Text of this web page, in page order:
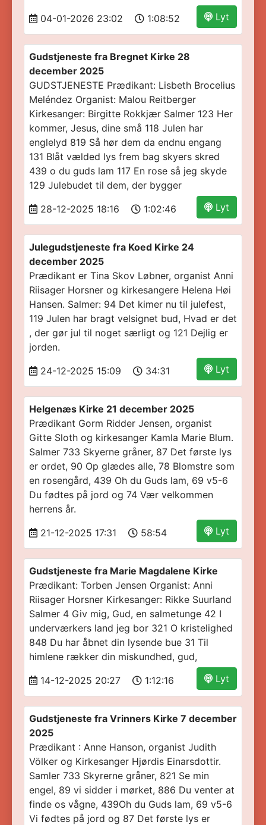
Lyt
04-01-2026 23:02 1:08:52
Gudstjeneste fra Bregnet Kirke 28
december 2025
GUDSTJENESTE Prædikant: Lisbeth Brocelius
Meléndez Organist: Malou Reitberger
Kirkesanger: Birgitte Rokkjær Salmer 123 Her
kommer, Jesus, dine små 118 Julen har
englelyd 819 Så hør dem da endnu engang
131 Blåt vælded lys frem bag skyers skred
439 o du guds lam 117 En rose så jeg skyde
129 Julebudet til dem, der bygger
Lyt
28-12-2025 18:16 1:02:46
Julegudstjeneste fra Koed Kirke 24
december 2025
Prædikant er Tina Skov Løbner, organist Anni
Riisager Horsner og kirkesangere Helena Høi
Hansen. Salmer: 94 Det kimer nu til julefest,
119 Julen har bragt velsignet bud, Hvad er det
, der gør jul til noget særligt og 121 Dejlig er
jorden.
Lyt
24-12-2025 15:09 34:31
Helgenæs Kirke 21 december 2025
Prædikant Gorm Ridder Jensen, organist
Gitte Sloth og kirkesanger Kamla Marie Blum.
Salmer 733 Skyerne gråner, 87 Det første lys
er ordet, 90 Op glædes alle, 78 Blomstre som
en rosengård, 439 Oh du Guds lam, 69 v5-6
Du fødtes på jord og 74 Vær velkommen
herrens år.
Lyt
21-12-2025 17:31 58:54
Gudstjeneste fra Marie Magdalene Kirke
Prædikant: Torben Jensen Organist: Anni
Riisager Horsner Kirkesanger: Rikke Suurland
Salmer 4 Giv mig, Gud, en salmetunge 42 I
underværkers land jeg bor 321 O kristelighed
848 Du har åbnet din lysende bue 31 Til
himlene rækker din miskundhed, gud,
Lyt
14-12-2025 20:27 1:12:16
Gudstjeneste fra Vrinners Kirke 7 december
2025
Prædikant : Anne Hanson, organist Judith
Völker og Kirkesanger Hjørdis Einarsdottir.
Samler 733 Skyrerne gråner, 821 Se min
engel, 89 vi sidder i mørket, 886 Du venter at
finde os vågne, 439Oh du Guds lam, 69 v5-6
Vi fødtes på jord og 87 Det første lys er